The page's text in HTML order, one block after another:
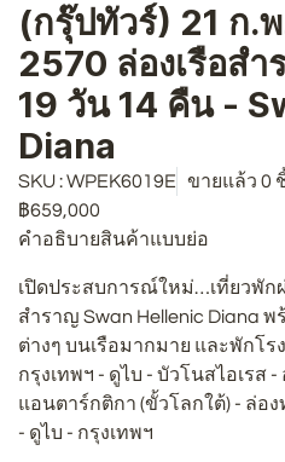
(กรุ๊ปทัวร์) 21 ก.
2570 ล่องเรือส
19 วัน 14 คืน -
Diana
SKU : WPEK6019E
ขายแล้ว 0
฿659,000
คำอธิบายสินค้าแบบย่อ
เปิดประสบการณ์ใหม่…เที่ยวพัก
สำราญ Swan Hellenic Diana
ต่างๆ บนเรือมากมาย และพักโร
กรุงเทพฯ - ดูไบ - บัวโนสไอเรส -
แอนตาร์กติกา (ขั้วโลกใต้) - ล่อง
- ดูไบ - กรุงเทพฯ